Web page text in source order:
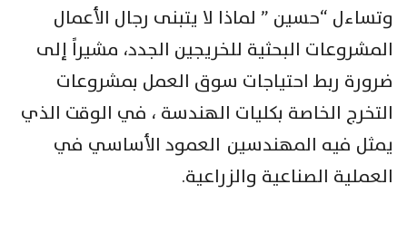
وتساءل “حسين ” لماذا لا يتبنى رجال الأعمال
المشروعات البحثية للخريجين الجدد، مشيراً إلى
ضرورة ربط احتياجات سوق العمل بمشروعات
التخرج الخاصة بكليات الهندسة ، في الوقت الذي
يمثل فيه المهندسين العمود الأساسي في
العملية الصناعية والزراعية.